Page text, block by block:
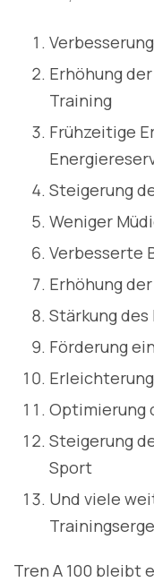
Erhöhung
Training
Frühzeitige
Steigerung
Weniger
Verbesserte
Erhöhung
Stärkung
Förderung
Optimierung
Steigerung
Sport
Und viele
Tren A 100 bleibt